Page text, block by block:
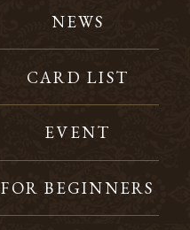
NEWS
CARD LIST
EVENT
FOR BEGINNERS